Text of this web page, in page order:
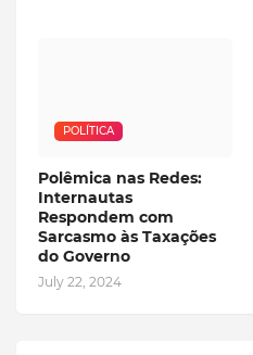
POLÍTICA
Polêmica nas Redes:
Internautas
Respondem com
Sarcasmo às Taxações
do Governo
July 22, 2024